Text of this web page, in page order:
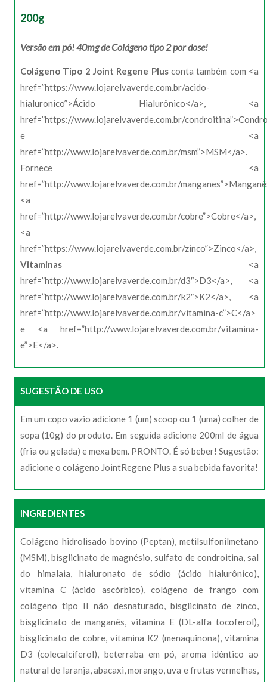
200g
Versão em pó! 40mg de Colágeno tipo 2 por dose!
Colágeno Tipo 2 Joint Regene Plusconta também com <a
href=”https://www.lojarelvaverde.com.br/acido-
hialuronico”>Ácido Hialurônico</a>, <a
href=”https://www.lojarelvaverde.com.br/
e <a
href=”http://www.lojarelvaverde.com.br/msm”>MSM</a>.
Fornece <a
href=”http://www.lojarelvaverde.com.br/
<a
href=”http://www.lojarelvaverde.com.br/cobre”>Cobre</a>,
<a
href=”https://www.lojarelvaverde.com.br/zinco”>Zinco</a>,
Vitaminas <a
href=”http://www.lojarelvaverde.com.br/d3″>D3</a>, <a
href=”http://www.lojarelvaverde.com.br/k2″>K2</a>, <a
href=”http://www.lojarelvaverde.com.br/vitamina-c”>C</a>
e <a href=”http://www.lojarelvaverde.com.br/vitamina-
e”>E</a>.
SUGESTÃO DE USO
Em um copo vazio adicione 1 (um) scoop ou 1 (uma) colher de
sopa (10g) do produto. Em seguida adicione 200ml de água
(fria ou gelada) e mexa bem. PRONTO. É só beber! Sugestão:
adicione o colágeno JointRegene Plus a sua bebida favorita!
INGREDIENTES
Colágeno hidrolisado bovino (Peptan), metilsulfonilmetano
(MSM), bisglicinato de magnésio, sulfato de condroitina, sal
do himalaia, hialuronato de sódio (ácido hialurônico),
vitamina C (ácido ascórbico), colágeno de frango com
colágeno tipo II não desnaturado, bisglicinato de zinco,
bisglicinato de manganês, vitamina E (DL-alfa tocoferol),
bisglicinato de cobre, vitamina K2 (menaquinona), vitamina
D3 (colecalciferol), beterraba em pó, aroma idêntico ao
natural de laranja, abacaxi, morango, uva e frutas vermelhas,